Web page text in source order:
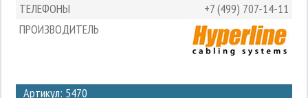
ТЕЛЕФОНЫ
+7 (499) 707-14-11
ПРОИЗВОДИТЕЛЬ
Артикул: 5470